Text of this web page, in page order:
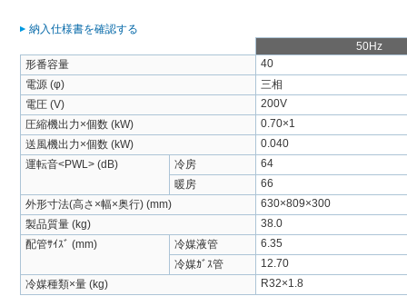
納入仕様書を確認する
50Hz
形番容量
40
電源 (φ)
三相
電圧 (V)
200V
圧縮機出力×個数 (kW)
0.70×1
送風機出力×個数 (kW)
0.040
運転音<PWL> (dB)
冷房
64
暖房
66
外形寸法(高さ×幅×奥行) (mm)
630×809×300
製品質量 (kg)
38.0
配管ｻｲｽﾞ (mm)
冷媒液管
6.35
冷媒ｶﾞｽ管
12.70
冷媒種類×量 (kg)
R32×1.8